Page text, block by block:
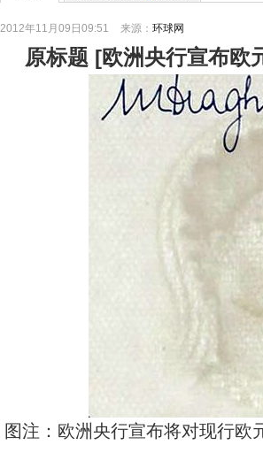
2012年11月09日09:51 来源： 环球网
原标题 [欧洲央行宣布欧
图注：欧洲央行宣布将对现行